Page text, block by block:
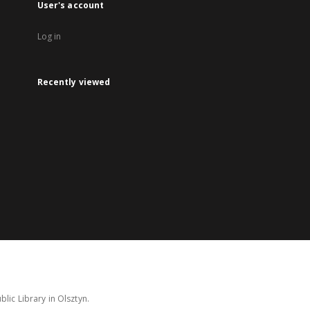
User's account
Log in
Recently viewed
Library in Olsztyn.